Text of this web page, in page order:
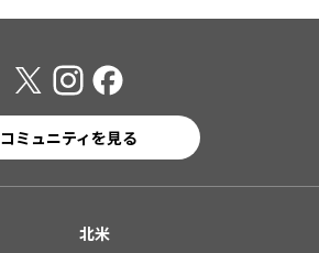
コミュニティを見る
北米